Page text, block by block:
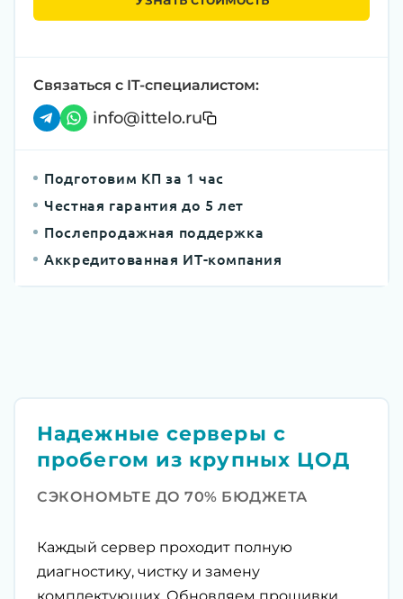
Связаться с IT-специалистом:
info@ittelo.ru
Подготовим КП за 1 час
Честная гарантия до 5 лет
Послепродажная поддержка
Аккредитованная ИТ-компания
Надежные серверы с
пробегом из крупных ЦОД
СЭКОНОМЬТЕ ДО 70% БЮДЖЕТА
Каждый сервер проходит полную
диагностику, чистку и замену